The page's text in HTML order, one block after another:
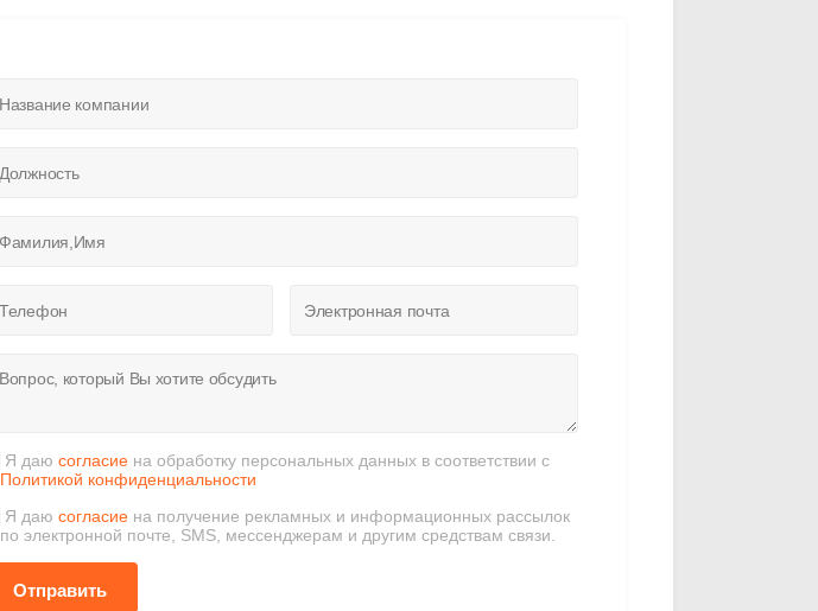
Я даю согласие на обработку персональных данных в соответствии с
Политикой конфиденциальности
Я даю согласие на получение рекламных и информационных рассылок
по электронной почте, SMS, мессенджерам и другим средствам связи.
Отправить